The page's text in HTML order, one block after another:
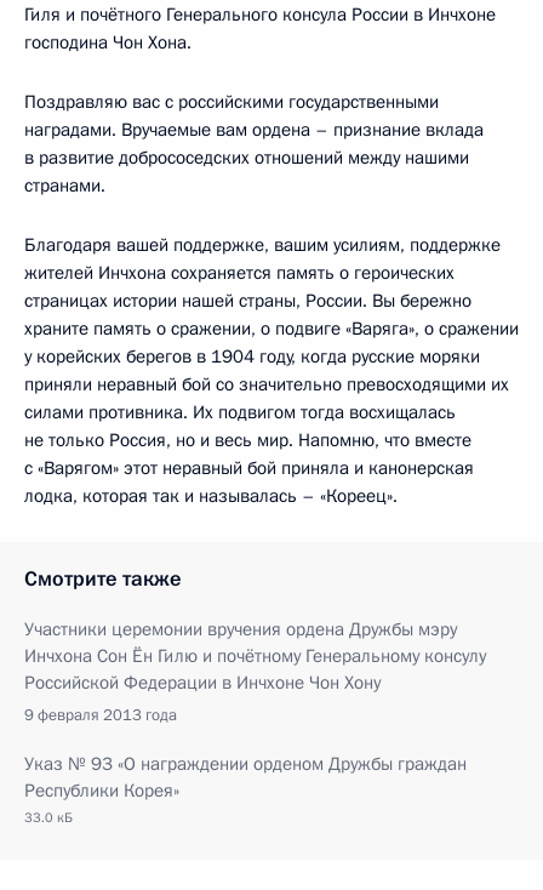
Гиля и почётного Генерального консула России в Инчхоне
господина Чон Хона.
Поздравляю вас с российскими государственными
наградами. Вручаемые вам ордена – признание вклада
в развитие добрососедских отношений между нашими
странами.
Благодаря вашей поддержке, вашим усилиям, поддержке
жителей Инчхона сохраняется память о героических
страницах истории нашей страны, России. Вы бережно
храните память о сражении, о подвиге «Варяга», о сражении
у корейских берегов в 1904 году, когда русские моряки
приняли неравный бой со значительно превосходящими их
силами противника. Их подвигом тогда восхищалась
не только Россия, но и весь мир. Напомню, что вместе
с «Варягом» этот неравный бой приняла и канонерская
лодка, которая так и называлась – «Кореец».
Смотрите также
Участники церемонии вручения ордена Дружбы мэру
Инчхона Сон Ён Гилю и почётному Генеральному консулу
Российской Федерации в Инчхоне Чон Хону
9 февраля 2013 года
Указ № 93 «О награждении орденом Дружбы граждан
Республики Корея»
33.0 кБ